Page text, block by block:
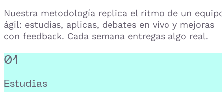
Nuestra metodología replica el ritmo de un
ágil: estudias, aplicas, debates en vivo y mejoras
con feedback. Cada semana entregas algo real.
01
Estudias